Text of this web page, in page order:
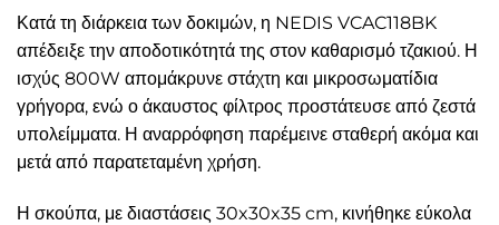
Κατά τη διάρκεια των δοκιμών, η NEDIS VCAC118BK
απέδειξε την αποδοτικότητά της στον καθαρισμό τζακιού. Η
ισχύς 800W απομάκρυνε στάχτη και μικροσωματίδια
γρήγορα, ενώ ο άκαυστος φίλτρος προστάτευσε από ζεστά
υπολείμματα. Η αναρρόφηση παρέμεινε σταθερή ακόμα και
μετά από παρατεταμένη χρήση.
Η σκούπα, με διαστάσεις 30x30x35 cm, κινήθηκε εύκολα